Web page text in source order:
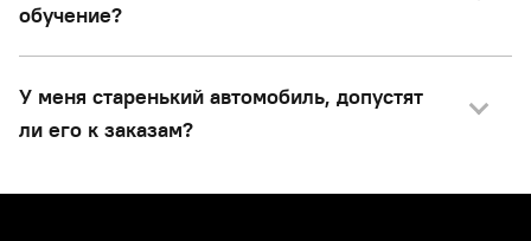
обучение?
У меня старенький автомобиль, допустят
ли его к заказам?